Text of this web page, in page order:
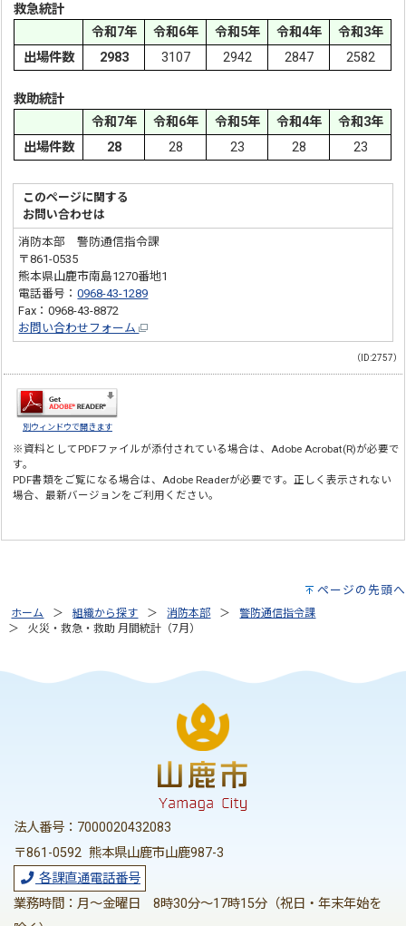
救急統計
令和7年
令和6年 令和5年 令和4年
令和3年
出場件数
2983 3107 2942 2847 2582
救助統計
令和7年
令和6年 令和5年 令和4年
令和3年
出場件数
28 28 23 28 23
このページに関する
お問い合わせは
消防本部 警防通信指令課
〒861-0535
熊本県山鹿市南島1270番地1
電話番号：0968-43-1289
Fax：0968-43-8872
お問い合わせフォーム
（ID:2757）
別ウィンドウで開きます
※資料としてPDFファイルが添付されている場合は、 Adobe Acrobat(R)が必要で
す。
PDF書類をご覧になる場合は、 Adobe Readerが必要です。正しく表示されない
場合、最新バージョンをご利用ください。
ページの先頭へ
ホーム 組織から探す 消防本部
警防通信指令課
火災・救急・救助 月間統計（7月）
法人番号：7000020432083
〒861-0592 熊本県山鹿市山鹿987-3
各課直通電話番号
業務時間：月～金曜日 8時30分～17時15分（祝日・年末年始を